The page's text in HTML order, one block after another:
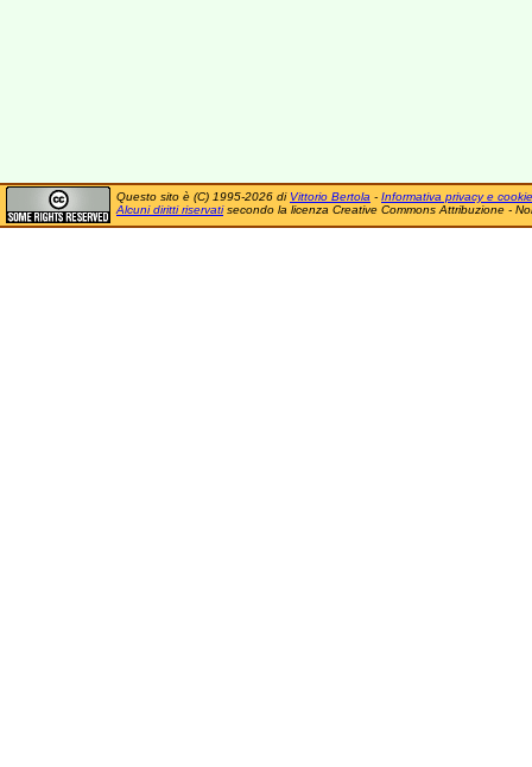
Questo sito è (C) 1995-2026 di Vittorio Bertola - Informativa privacy e cookie
Alcuni diritti riservatisecondo la licenza Creative Commons Attribuzione -